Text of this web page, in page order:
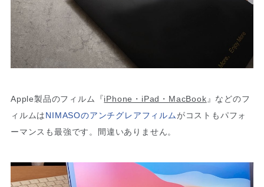
Apple製品のフィルム『iPhone・iPad・MacBook』などのフ
ィルムはNIMASOのアンチグレアフィルムがコストもパフォ
ーマンスも最強です。間違いありません。